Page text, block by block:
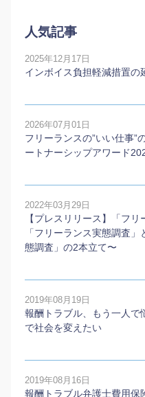
人気記事
2025年12月17日
インボイス負担軽減措置
2026年07月01日
フリーランスの”いい仕事”
ートナーシップアワード
2022年03月29日
【プレスリリース】「フ
「フリーランス実態調査
態調査」の2本⽴て〜
2019年08月19日
報酬トラブル、もう一人で
で社会を変えたい
2019年08月16日
報酬トラブル弁護士費用保